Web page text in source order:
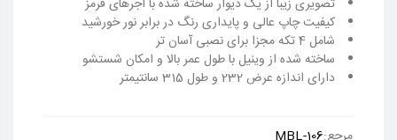
تصویری زیبا از یک دیوار ساخته شده با آجرهای قرمز
کیفیت چاپ عالی و پایداری رنگ در برابر نور خورشید
شامل 4 تکه مجزا برای نصبی آسان تر
ساخته شده از وینیل با طول عمر بالا و امکان شستشو
دارای اندازه عرض 232 و طول 315 سانتیمتر